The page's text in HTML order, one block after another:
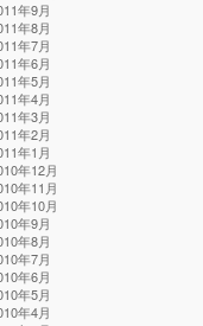
年9月
年8月
年7月
年6月
年5月
年4月
年3月
年2月
年1月
年12月
年11月
年10月
年9月
年8月
年7月
年6月
年5月
年4月